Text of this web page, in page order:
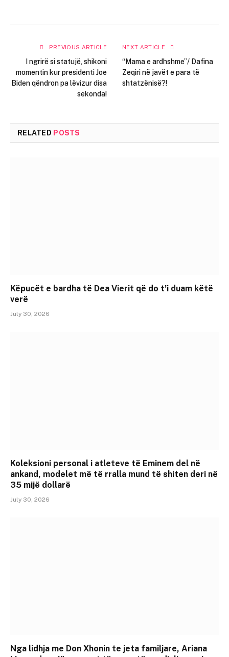
PREVIOUS ARTICLE
I ngrirë si statujë, shikoni
momentin kur presidenti Joe
Biden qëndron pa lëvizur disa
sekonda!
NEXT ARTICLE
“Mama e ardhshme”/ Dafina
Zeqiri në javët e para të
shtatzënisë?!
RELATED POSTS
Këpucët e bardha të Dea Vierit që do t’i duam këtë
verë
July 30, 2026
Koleksioni personal i atleteve të Eminem del në
ankand, modelet më të rralla mund të shiten deri në
35 mijë dollarë
July 30, 2026
Nga lidhja me Don Xhonin te jeta familjare, Ariana